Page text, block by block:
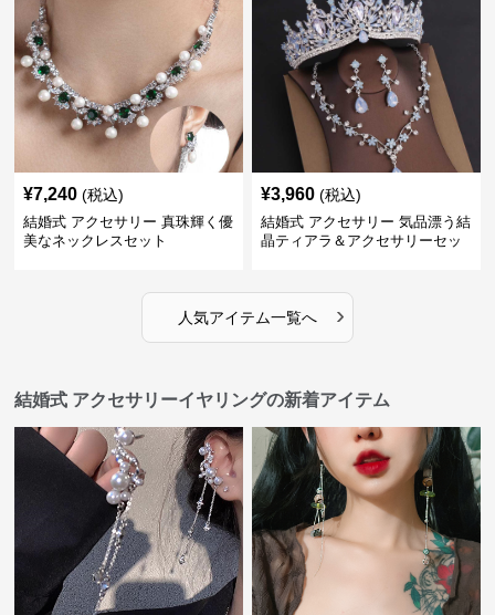
¥7,240 (税込)
結婚式 アクセサリー 真珠輝く優
美なネックレスセット
¥3,960 (税込)
結婚式 アクセサリー 気品漂う結
晶ティアラ＆アクセサリーセッ
人気アイテム一覧へ ›
結婚式 アクセサリーイヤリングの新着アイテム